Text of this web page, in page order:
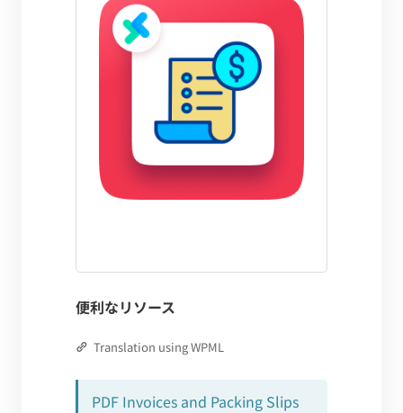
便利なリソース
Translation using WPML
PDF Invoices and Packing Slips